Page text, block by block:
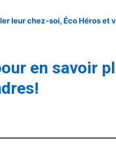
leur chez-soi, Éco Héros et
en savoir